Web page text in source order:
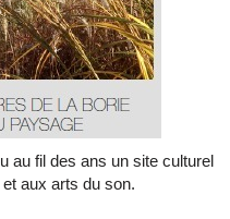
au fil des ans un site culturel
aux arts du son.